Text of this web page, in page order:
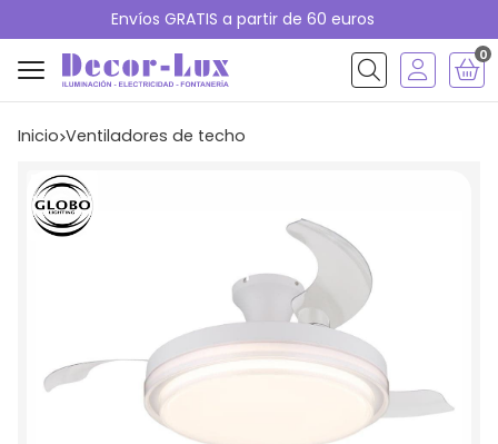
Envíos GRATIS a partir de 60 euros
Buscar
0
Inicio ventiladores de techo